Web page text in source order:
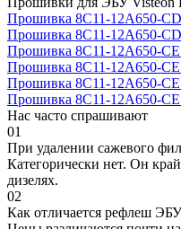
Прошивка 8C11-12A650-
Прошивка 8C11-12A650-
Прошивка 8C11-12A650-
Прошивка 8C11-12A650-
Прошивка 8C11-12A650-
Прошивка 8C11-12A650-
Нас часто спрашивают
01
При удалении сажевого
Категорически нет. Он
дизелях.
02
Как отличается рефлеш